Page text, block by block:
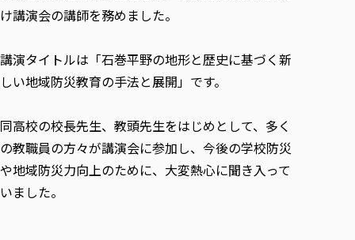
初年次教育（リエゾンゼミⅠ）
教育実践活動（教育学科学生のみ受講可能）
学びのサポート
学びのサポート
学費（学部学科）
宿舎の紹介
学生生活サポート
学生自主活動支援
JICA草の根技術協力事業
研究者のご紹介
け講演会の講師を務めました。
講演タイトルは「石巻平野の地形と歴史に基づく新
しい地域防災教育の手法と展開」です。
同高校の校長先生、教頭先生をはじめとして、多く
の教職員の方々が講演会に参加し、今後の学校防災
や地域防災力向上のために、大変熱心に聞き入って
いました。